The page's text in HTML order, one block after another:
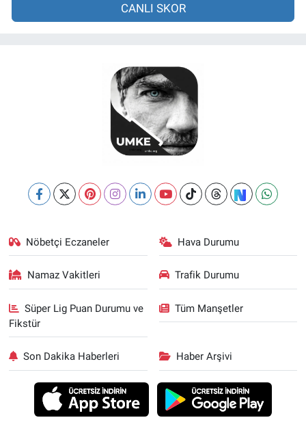
CANLI SKOR
Nöbetçi Eczaneler Hava Durumu
Namaz Vakitleri Trafik Durumu
Süper Lig Puan Durumu ve
Fikstür
Tüm Manşetler
Son Dakika Haberleri Haber Arşivi